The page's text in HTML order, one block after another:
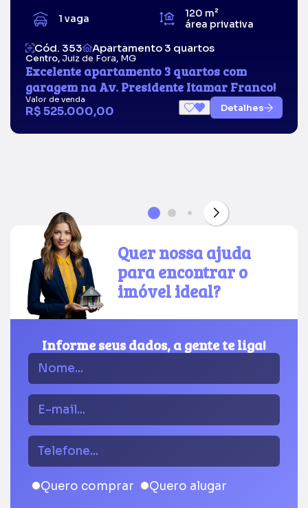
1 vaga
120 m²
área privativa
Cód. 353 Apartamento 3 quartos
Centro,Juiz de Fora, MG
Excelente apartamento 3 quartos com
garagem na Av. Presidente Itamar Franco!
Valor de venda
R$ 525.000,00 Detalhes
Quer nossa ajuda
para encontrar o
imóvel ideal?
Informe seus dados, a gente te liga!
Quero comprar Quero alugar